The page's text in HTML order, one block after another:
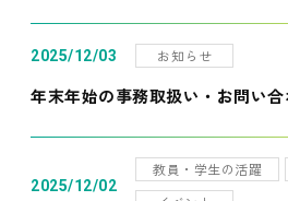
2025/12/03 お知らせ
年末年始の事務取扱い・お問い
2025/12/02
教員・学生の活躍